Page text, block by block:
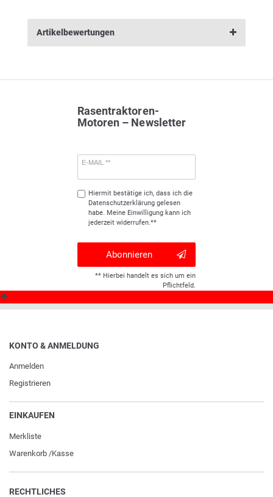
Artikelbewertungen
Rasentraktoren-
Motoren – Newsletter
E-MAIL **
Hiermit bestätige ich, dass ich die
Daten­schutz­erklärunggelesen
habe. Meine Einwilligung kann ich
jederzeit widerrufen.**
Abonnieren
** Hierbei handelt es sich um ein
Pflichtfeld.
KONTO & ANMELDUNG
Anmelden
Registrieren
EINKAUFEN
Merkliste
Warenkorb /Kasse
RECHTLICHES